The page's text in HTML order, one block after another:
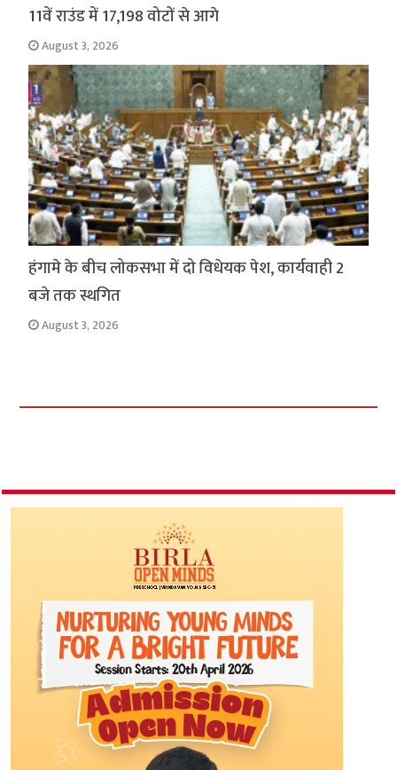
11वें राउंड में 17,198 वोटों से आगे
August 3, 2026
हंगामे के बीच लोकसभा में दो विधेयक पेश, कार्यवाही 2
बजे तक स्थगित
August 3, 2026